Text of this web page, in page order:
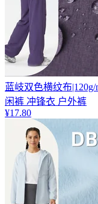
蓝岐双色横纹布
闲裤 冲锋衣 户外裤
¥17.80